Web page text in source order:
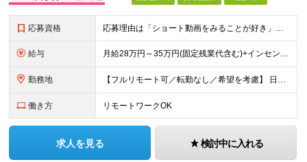
応募資格 応募理由は「ショート動画をみることが好き」でOK！ #学歴不問 #未経験OK ★1つでも当てはまれば、マッチング率高め★ □ SNSや動画制作に興味がある方 □ アイデアを考えることが好きな方 □
給与 月給28万円～35万円(固定残業代含む)+インセンティブ＋各種手当 ※経験・能力等を考慮の上、決定します。 ※残業はほとんどありませんが、発生した場合は時間外手当を100％支給します。 【固定残業
勤務地 【フルリモート可／転勤なし／希望を考慮】 日本47都道府県、どこでも就業可能！ （東京・神奈川・埼玉・千葉・北海道・宮城・愛知・大阪・福岡・新潟など 各拠点近郊のプロジェクト先） 【Point】
働き方 リモートワークOK
求人を見る 検討中に入れる